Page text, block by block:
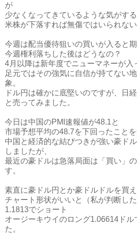
が
少なくなってきているような気がする
米株が下落すれば無傷ではいられない
今週は配当優待狙いの買いが入ると
今週権利落ちした後はどうなの？
4月以降は新年度でニューマネーが入
足元ではその強気に自信が持てない
象。
ドル円は確かに底堅いのですが、日
と売ってみました。
今日は中国のPMI速報値が48.1と
市場予想平均の48.7を下回ったことを
中国と経済的な結びつきが強い豪ド
しましたが、
最近の豪ドルは急落局面は「買い」
す。
素直に豪ドル円とか豪ドルドルを買え
チャート形状がいいと（私が判断し
1.1813でショート
オージーキウイのロング1.06614ドル
た。